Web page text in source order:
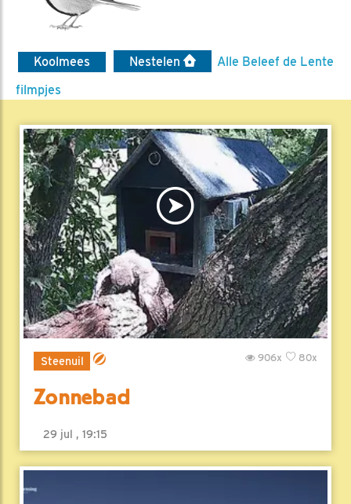
Koolmees Nestelen
Alle Beleef de Lente
filmpjes
Steenuil 80x
906x
Zonnebad
29 jul , 19:15